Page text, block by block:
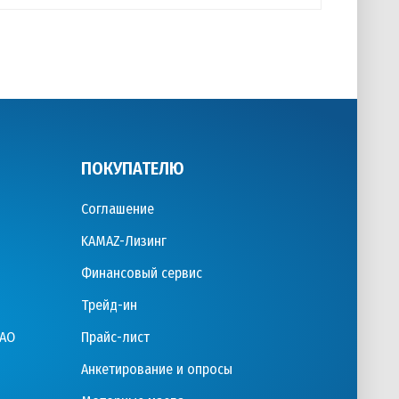
ПОКУПАТЕЛЮ
Соглашение
KAMAZ-Лизинг
Финансовый сервис
Трейд-ин
Прайс-лист
Анкетирование и опросы